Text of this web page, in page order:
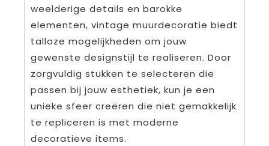
weelderige details en barokke
elementen, vintage muurdecoratie biedt
talloze mogelijkheden om jouw
gewenste designstijl te realiseren. Door
zorgvuldig stukken te selecteren die
passen bij jouw esthetiek, kun je een
unieke sfeer creëren die niet gemakkelijk
te repliceren is met moderne
decoratieve items.